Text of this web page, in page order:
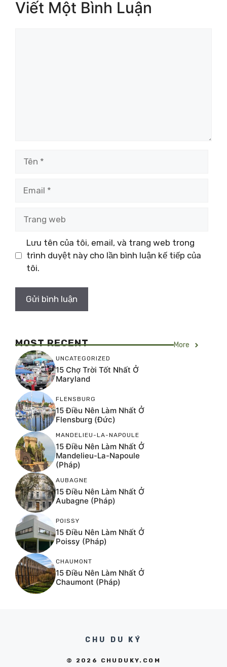
Viết Một Bình Luận
web
Lưu tên của tôi, email, và trang web trong
trình duyệt này cho lần bình luận kế tiếp của
tôi.
MOST RECENT More
UNCATEGORIZED
15 Chợ Trời Tốt Nhất Ở
Maryland
FLENSBURG
15 Điều Nên Làm Nhất Ở
Flensburg (Đức)
MANDELIEU-LA-NAPOULE
15 Điều Nên Làm Nhất Ở
Mandelieu-La-Napoule
(Pháp)
AUBAGNE
15 Điều Nên Làm Nhất Ở
Aubagne (Pháp)
POISSY
15 Điều Nên Làm Nhất Ở
Poissy (Pháp)
CHAUMONT
15 Điều Nên Làm Nhất Ở
Chaumont (Pháp)
CHU DU KÝ
© 2026 CHUDUKY.COM